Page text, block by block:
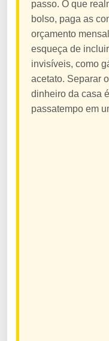
passo. O que
bolso, paga as
orçamento
esqueça de
invisíveis, como
acetato. Separar
dinheiro da casa
passatempo em